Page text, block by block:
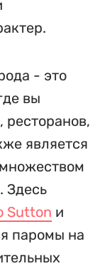
- это
вы
ресторанов,
является
Здесь
Sutton и
паромы на